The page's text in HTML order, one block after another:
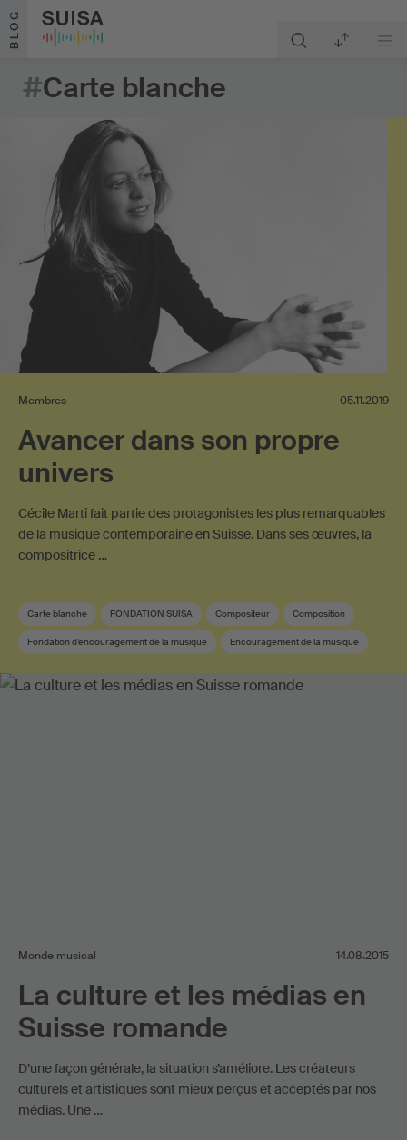
Aller au contenu
BLOG
#Carte blanche
Membres 05.11.2019
Avancer dans son propre
univers
Cécile Marti fait partie des protagonistes les plus remarquables
de la musique contemporaine en Suisse. Dans ses œuvres, la
compositrice …
Carte blanche FONDATION SUISA Compositeur Composition
Fondation d’encouragement de la musique Encouragement de la musique
Monde musical 14.08.2015
La culture et les médias en
Suisse romande
D’une façon générale, la situation s’améliore. Les créateurs
culturels et artistiques sont mieux perçus et acceptés par nos
médias. Une …